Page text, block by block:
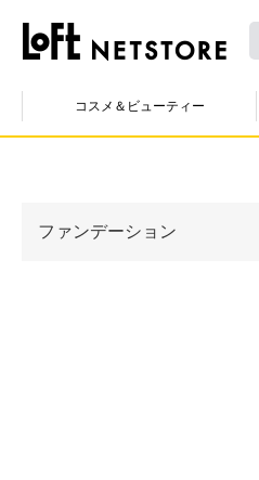
コスメ＆ビューティー
ファンデーション